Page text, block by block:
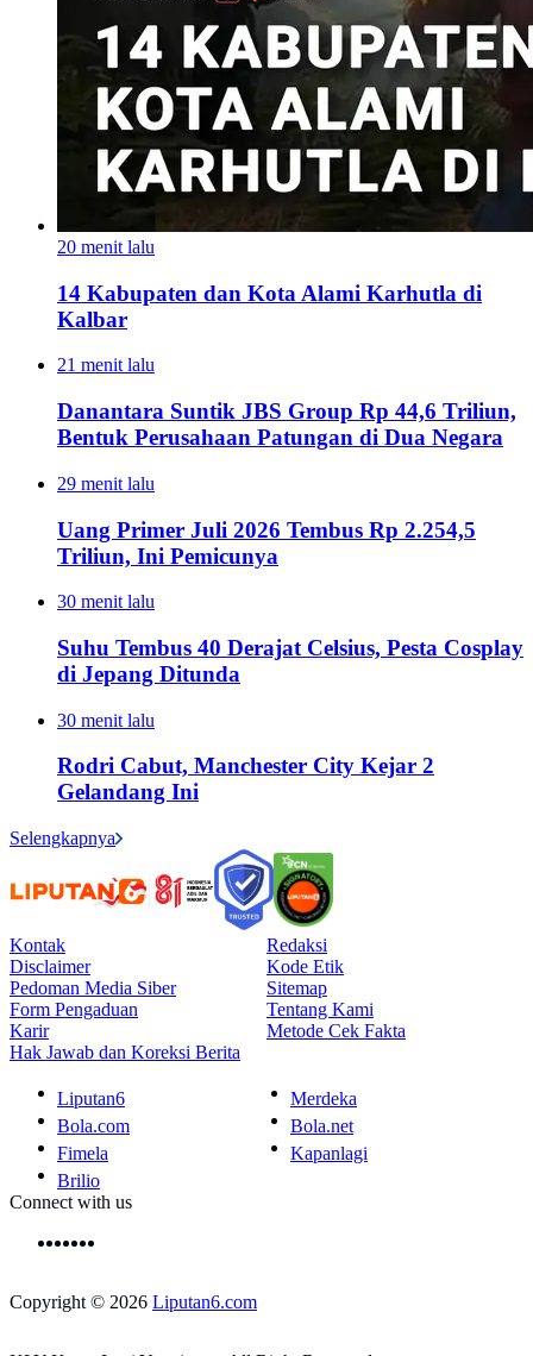
20 menit lalu
14 Kabupaten dan Kota Alami Karhutla di
Kalbar
21 menit lalu
Danantara Suntik JBS Group Rp 44,6 Triliun,
Bentuk Perusahaan Patungan di Dua Negara
29 menit lalu
Uang Primer Juli 2026 Tembus Rp 2.254,5
Triliun, Ini Pemicunya
30 menit lalu
Suhu Tembus 40 Derajat Celsius, Pesta Cosplay
di Jepang Ditunda
30 menit lalu
Rodri Cabut, Manchester City Kejar 2
Gelandang Ini
Selengkapnya
Kontak
Redaksi
Disclaimer
Kode Etik
Pedoman Media Siber
Sitemap
Form Pengaduan
Tentang Kami
Karir
Metode Cek Fakta
Hak Jawab dan Koreksi Berita
Liputan6
Merdeka
Bola.com
Bola.net
Fimela
Kapanlagi
Brilio
Connect with us
Copyright © 2026 Liputan6.com